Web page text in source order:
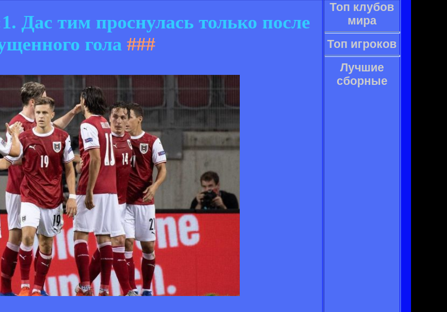
Дас тим проснулась только после
гола###
Топ клубов
мира
Топ игроков
Лучшие
сборные